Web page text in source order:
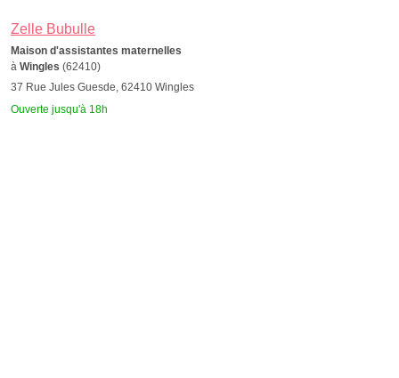
Zelle Bubulle
Maison d'assistantes maternelles
à Wingles (62410)
37 Rue Jules Guesde, 62410 Wingles
Ouverte jusqu'à 18h